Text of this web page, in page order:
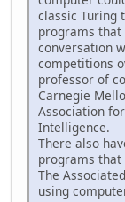
classic Turing
programs that
conversation
competitions
professor of
Carnegie
Association
Intelligence.
There also
programs that
The
using